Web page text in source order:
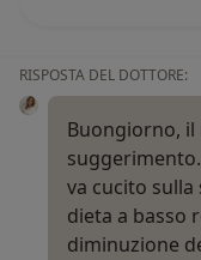
RISPOSTA DEL DOTTORE:
Buongiorno,
va cucito sulla
dieta a basso
diminuzione